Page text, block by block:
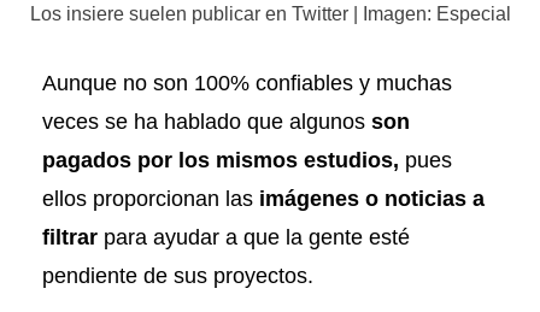
Los insiere suelen publicar en Twitter | Imagen: Especial
Aunque no son 100% confiables y muchas
veces se ha hablado que algunos son
pagados por los mismos estudios, pues
ellos proporcionan las imágenes o noticias a
filtrar para ayudar a que la gente esté
pendiente de sus proyectos.